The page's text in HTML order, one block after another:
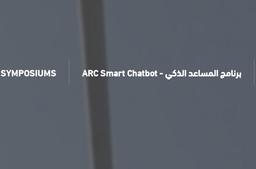
SYMPOSIUMS ARC Smart Chatbot - برنامج المساعد الذكي